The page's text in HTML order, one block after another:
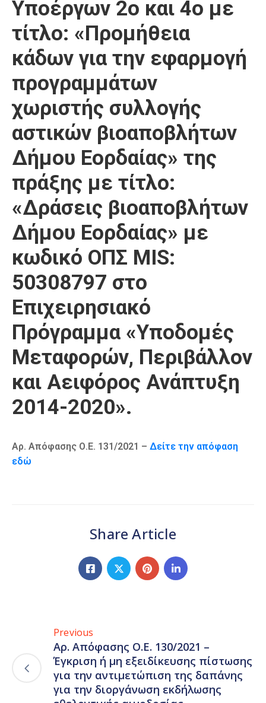
Υποέργων 2ο και 4ο με
τίτλο: «Προμήθεια
κάδων για την εφαρμογή
προγραμμάτων
χωριστής συλλογής
αστικών βιοαποβλήτων
Δήμου Εορδαίας» της
πράξης με τίτλο:
«Δράσεις βιοαποβλήτων
Δήμου Εορδαίας» με
κωδικό ΟΠΣ MIS:
50308797 στο
Επιχειρησιακό
Πρόγραμμα «Υποδομές
Μεταφορών, Περιβάλλον
και Αειφόρος Ανάπτυξη
2014-2020».
Αρ. Απόφασης Ο.Ε. 131/2021 – Δείτε την απόφαση
εδώ
Share Article
Previous
Αρ. Απόφασης Ο.Ε. 130/2021 –
Έγκριση ή μη εξειδίκευσης πίστωσης
για την αντιμετώπιση της δαπάνης
για την διοργάνωση εκδήλωσης